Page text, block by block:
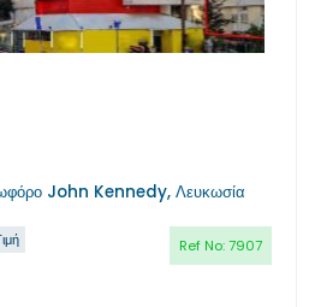
John Kennedy, Λευκωσία
Ref No:7907